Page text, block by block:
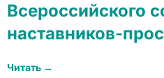
Всероссийского
наставников-
Читать →